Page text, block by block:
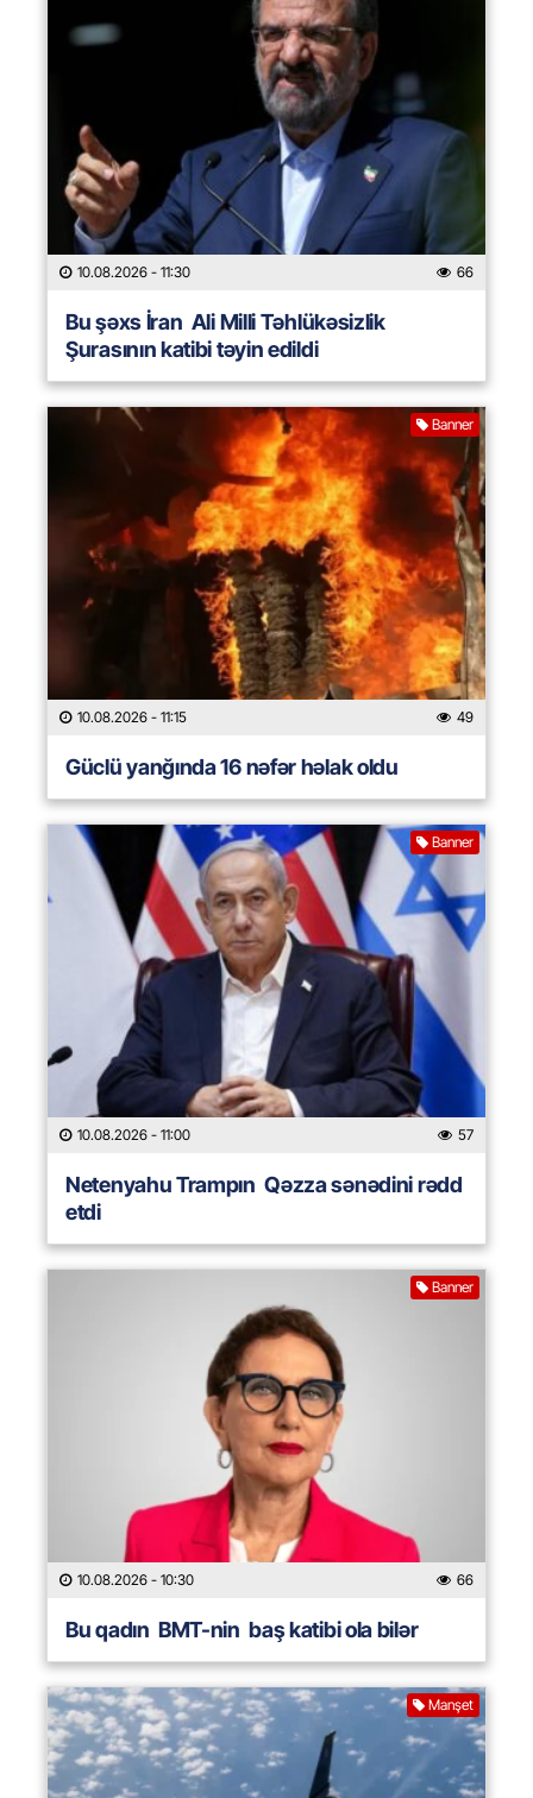
10.08.2026 - 11:30 66
Bu şəxs İran Ali Milli Təhlükəsizlik
Şurasının katibi təyin edildi
Banner
10.08.2026 - 11:15 49
Güclü yanğında 16 nəfər həlak oldu
Banner
10.08.2026 - 11:00 57
Netenyahu Trampın Qəzza sənədini rədd
etdi
Banner
10.08.2026 - 10:30 66
Bu qadın BMT-nin baş katibi ola bilər
Manşet